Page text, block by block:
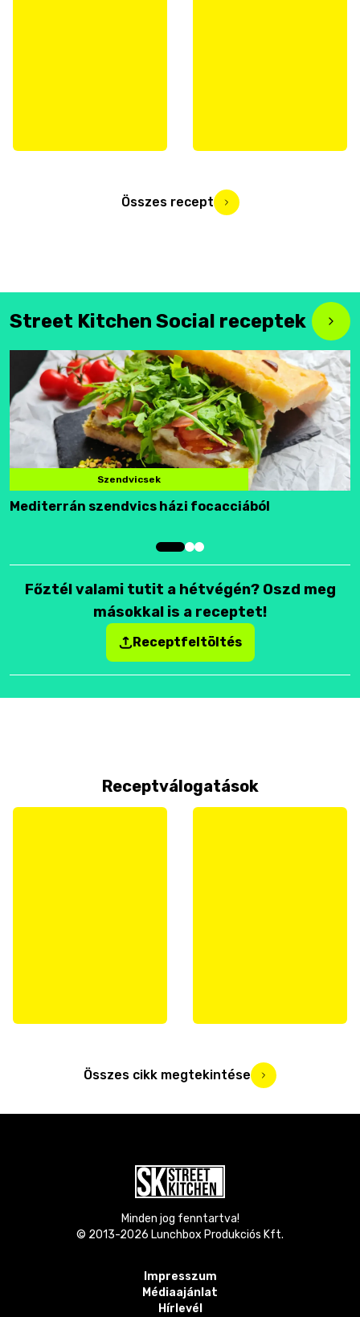
Összes recept
Street Kitchen Social receptek
Szendvicsek
Mediterrán szendvics házi focacciából
Főztél valami tutit a hétvégén? Oszd meg
másokkal is a receptet!
Receptfeltöltés
Receptválogatások
Összes cikk megtekintése
Minden jog fenntartva!
© 2013-2026 Lunchbox Produkciós Kft.
Impresszum
Médiaajánlat
Hírlevél